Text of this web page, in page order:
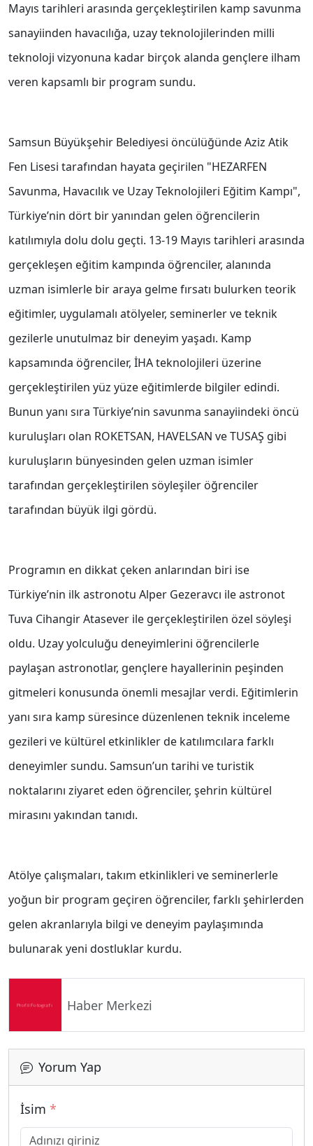
Mayıs tarihleri arasında gerçekleştirilen kamp savunma
sanayiinden havacılığa, uzay teknolojilerinden milli
teknoloji vizyonuna kadar birçok alanda gençlere ilham
veren kapsamlı bir program sundu.
Samsun Büyükşehir Belediyesi öncülüğünde Aziz Atik
Fen Lisesi tarafından hayata geçirilen "HEZARFEN
Savunma, Havacılık ve Uzay Teknolojileri Eğitim Kampı",
Türkiye’nin dört bir yanından gelen öğrencilerin
katılımıyla dolu dolu geçti. 13-19 Mayıs tarihleri arasında
gerçekleşen eğitim kampında öğrenciler, alanında
uzman isimlerle bir araya gelme fırsatı bulurken teorik
eğitimler, uygulamalı atölyeler, seminerler ve teknik
gezilerle unutulmaz bir deneyim yaşadı. Kamp
kapsamında öğrenciler, İHA teknolojileri üzerine
gerçekleştirilen yüz yüze eğitimlerde bilgiler edindi.
Bunun yanı sıra Türkiye’nin savunma sanayiindeki öncü
kuruluşları olan ROKETSAN, HAVELSAN ve TUSAŞ gibi
kuruluşların bünyesinden gelen uzman isimler
tarafından gerçekleştirilen söyleşiler öğrenciler
tarafından büyük ilgi gördü.
Programın en dikkat çeken anlarından biri ise
Türkiye’nin ilk astronotu Alper Gezeravcı ile astronot
Tuva Cihangir Atasever ile gerçekleştirilen özel söyleşi
oldu. Uzay yolculuğu deneyimlerini öğrencilerle
paylaşan astronotlar, gençlere hayallerinin peşinden
gitmeleri konusunda önemli mesajlar verdi. Eğitimlerin
yanı sıra kamp süresince düzenlenen teknik inceleme
gezileri ve kültürel etkinlikler de katılımcılara farklı
deneyimler sundu. Samsun’un tarihi ve turistik
noktalarını ziyaret eden öğrenciler, şehrin kültürel
mirasını yakından tanıdı.
Atölye çalışmaları, takım etkinlikleri ve seminerlerle
yoğun bir program geçiren öğrenciler, farklı şehirlerden
gelen akranlarıyla bilgi ve deneyim paylaşımında
bulunarak yeni dostluklar kurdu.
Haber Merkezi
Yorum Yap
İsim *